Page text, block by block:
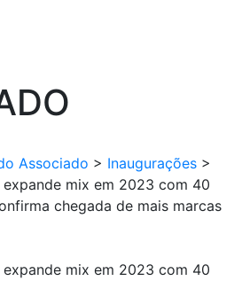
Associado > Inaugurações >
mix em 2023 com 40
chegada de mais marcas
mix em 2023 com 40